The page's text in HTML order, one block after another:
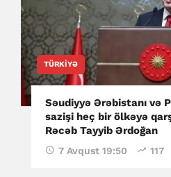
TÜRKIYƏ
Səudiyyə Ərəbistanı və
sazişi heç bir ölkəyə
Rəcəb Tayyib Ərdoğan
7 Avqust 19:50 117